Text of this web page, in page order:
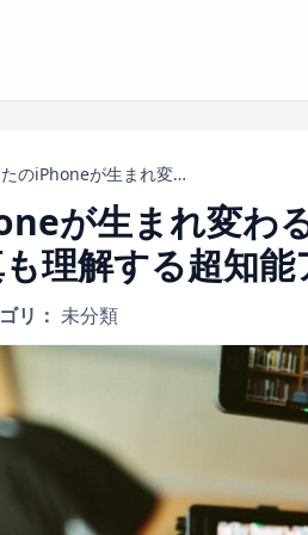
あなたのiPhoneが生まれ変わる！Siri AIの衝撃デビュー、メールも写真も理解する超知能アシスタントが年内登場！
が生まれ変わ
理解する超知
リ： 未分類